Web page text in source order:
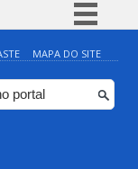
BR
MAPA DO SITE